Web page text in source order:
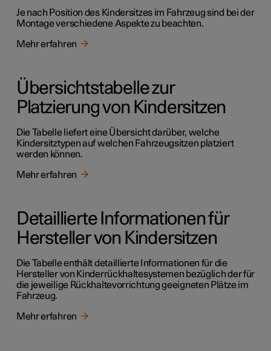
Je nach Position des Kindersitzes im Fahrzeug sind bei der
Montage verschiedene Aspekte zu beachten.
Mehr erfahren
Übersichtstabelle zur
Platzierung von Kindersitzen
Die Tabelle liefert eine Übersicht darüber, welche
Kindersitztypen auf welchen Fahrzeugsitzen platziert
werden können.
Mehr erfahren
Detaillierte Informationen für
Hersteller von Kindersitzen
Die Tabelle enthält detaillierte Informationen für die
Hersteller von Kinderrückhaltesystemen bezüglich der für
die jeweilige Rückhaltevorrichtung geeigneten Plätze im
Fahrzeug.
Mehr erfahren